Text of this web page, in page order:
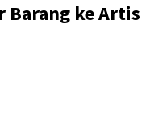
Barang ke Artis